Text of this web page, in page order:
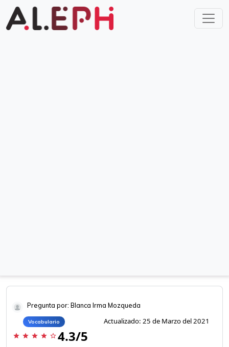
Pregunta por: Blanca Irma Mozqueda
Vocabulario Actualizado: 25 de Marzo del 2021
star star star star star_border 4.3/5